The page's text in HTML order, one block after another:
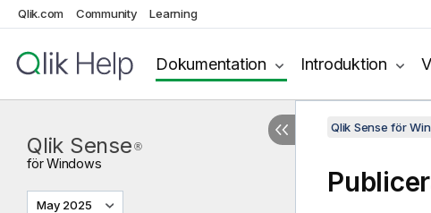
Qlik.com Community Learning
Dokumentation Introduktion
Qlik Sense ®
förWindows
May 2025
Qlik Sense för